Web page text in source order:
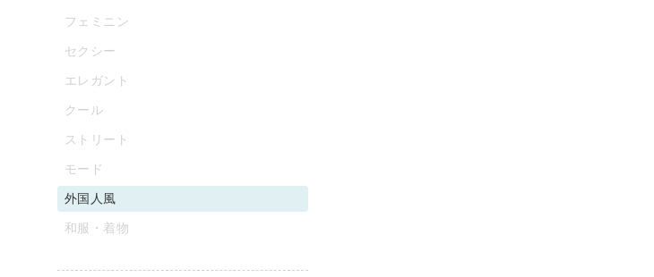
フェミニン
セクシー
エレガント
クール
ストリート
モード
外国人風
和服・着物